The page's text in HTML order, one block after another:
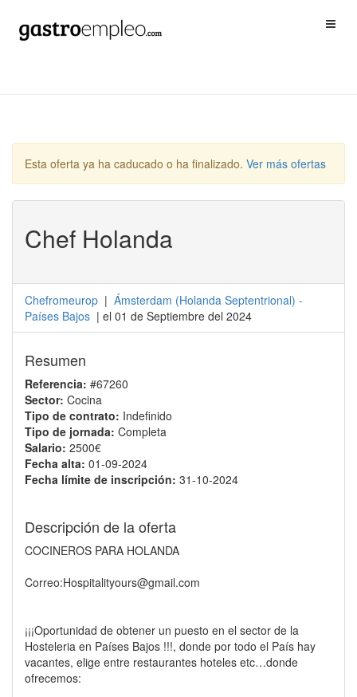
Esta oferta ya ha caducado o ha finalizado. Ver más ofertas
Chef Holanda
Chefromeurop | Ámsterdam (Holanda Septentrional) -
Países Bajos | el 01 de Septiembre del 2024
Resumen
Referencia: #67260
Sector: Cocina
Tipo de contrato: Indefinido
Tipo de jornada: Completa
Salario: 2500€
Fecha alta: 01-09-2024
Fecha límite de inscripción: 31-10-2024
Descripción de la oferta
COCINEROS PARA HOLANDA
Correo:Hospitalityours@gmail.com
¡¡¡Oportunidad de obtener un puesto en el sector de la
Hosteleria en Países Bajos !!!, donde por todo el País hay
vacantes, elige entre restaurantes hoteles etc…donde
ofrecemos: